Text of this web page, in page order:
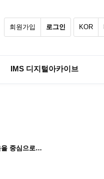
회원가입 로그인 KOR
IMS 디지털아카이브
을 중심으로…